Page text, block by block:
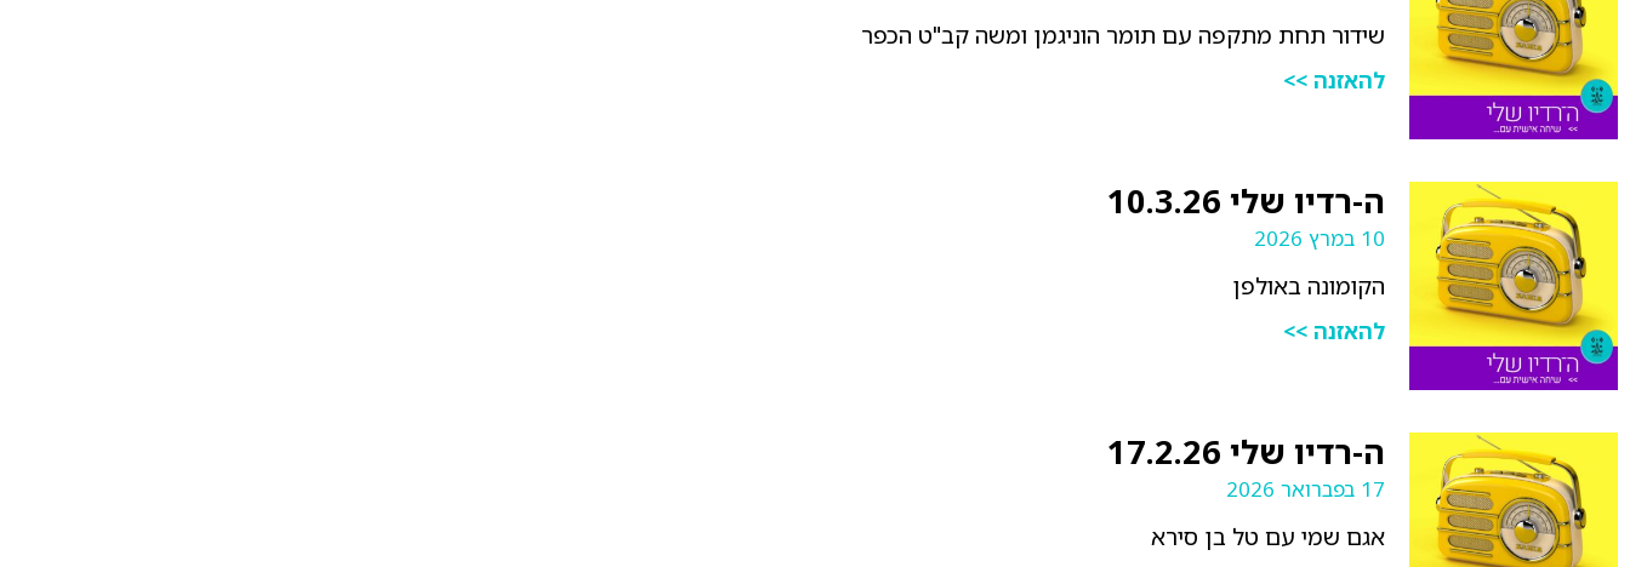
שידור תחת מתקפה עם תומר הוניגמן ומשה קב"ט הכפר
להאזנה >>
ה-רדיו שלי 10.3.26
10 במרץ 2026
הקומונה באולפן
להאזנה >>
ה-רדיו שלי 17.2.26
17 בפברואר 2026
אגם שמי עם טל בן סירא